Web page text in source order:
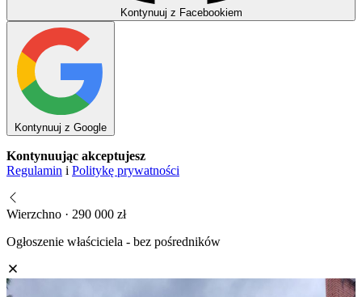
Kontynuuj z Facebookiem
Kontynuuj z Google
Kontynuując akceptujesz
Regulamin i Politykę prywatności
Wierzchno · 290 000 zł
Ogłoszenie właściciela - bez pośredników